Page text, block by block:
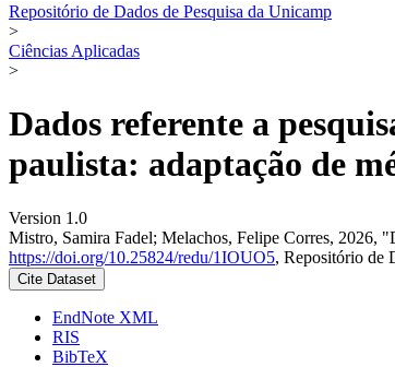
Repositório de Dados de Pesquisa da Unicamp
>
Ciências Aplicadas
>
Dados referente a
paulista: adaptação de
Version 1.0
Mistro, Samira Fadel; Melachos, Felipe Corres, 2026,
https://doi.org/10.25824/redu/1IOUO5, Repositório de
Cite Dataset
EndNote XML
RIS
BibTeX